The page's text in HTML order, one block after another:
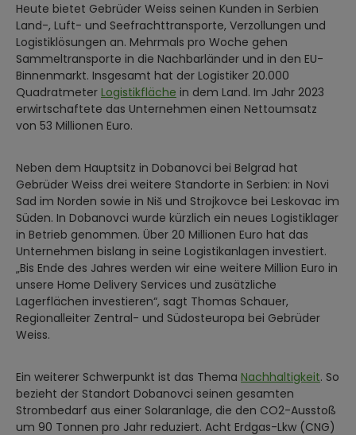
Heute bietet Gebrüder Weiss seinen Kunden in Serbien
Land-, Luft- und Seefrachttransporte, Verzollungen und
Logistiklösungen an. Mehrmals pro Woche gehen
Sammeltransporte in die Nachbarländer und in den EU-
Binnenmarkt. Insgesamt hat der Logistiker 20.000
Quadratmeter Logistikfläche in dem Land. Im Jahr 2023
erwirtschaftete das Unternehmen einen Nettoumsatz
von 53 Millionen Euro.
Neben dem Hauptsitz in Dobanovci bei Belgrad hat
Gebrüder Weiss drei weitere Standorte in Serbien: in Novi
Sad im Norden sowie in Niš und Strojkovce bei Leskovac im
Süden. In Dobanovci wurde kürzlich ein neues Logistiklager
in Betrieb genommen. Über 20 Millionen Euro hat das
Unternehmen bislang in seine Logistikanlagen investiert.
„Bis Ende des Jahres werden wir eine weitere Million Euro in
unsere Home Delivery Services und zusätzliche
Lagerflächen investieren“, sagt Thomas Schauer,
Regionalleiter Zentral- und Südosteuropa bei Gebrüder
Weiss.
Ein weiterer Schwerpunkt ist das Thema Nachhaltigkeit. So
bezieht der Standort Dobanovci seinen gesamten
Strombedarf aus einer Solaranlage, die den CO2-Ausstoß
um 90 Tonnen pro Jahr reduziert. Acht Erdgas-Lkw (CNG)